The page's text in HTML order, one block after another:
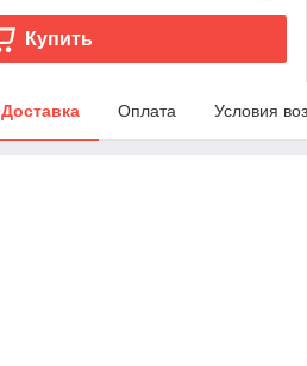
Купить
Доставка Оплата Условия